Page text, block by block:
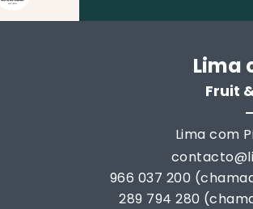
Lima
Fruit
Lima com
966 037 200
289 794 280